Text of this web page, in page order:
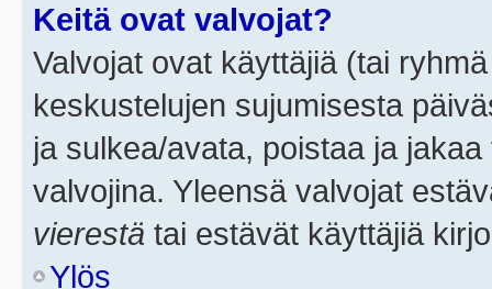
Keitä ovat valvojat?
Valvojat ovat käyttäjiä (tai
keskustelujen sujumisesta
ja sulkea/avata, poistaa ja
valvojina. Yleensä valvojat
vierestä tai estävät käyttäjiä
Ylös